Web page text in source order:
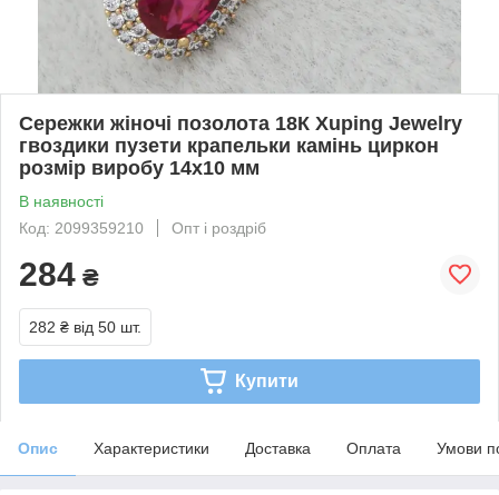
Сережки жіночі позолота 18К Xuping Jewelry
гвоздики пузети крапельки камінь циркон
розмір виробу 14х10 мм
В наявності
Код: 2099359210
Опт і роздріб
284 ₴
282 ₴ від 50 шт.
Купити
Опис Характеристики Доставка Оплата Умови